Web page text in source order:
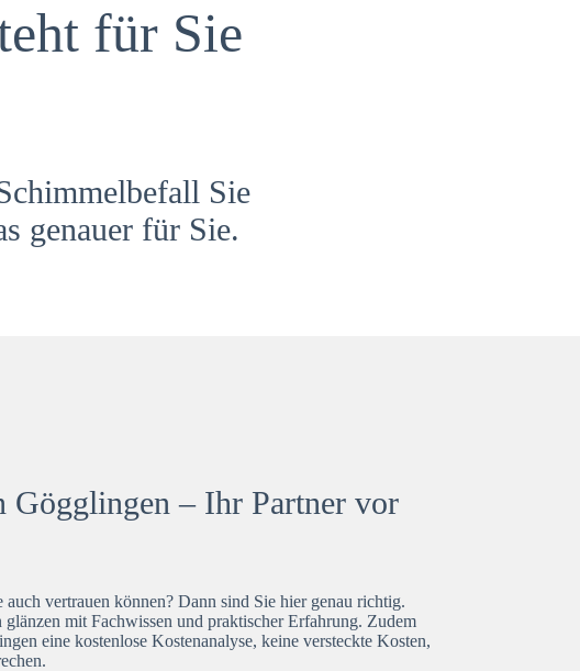
für Sie
Sie
genauer für Sie.
Gögglingen – Ihr Partner vor
auch vertrauen können? Dann sind Sie hier genau richtig.
mit Fachwissen und praktischer Erfahrung. Zudem
eine kostenlose Kostenanalyse, keine versteckte Kosten,